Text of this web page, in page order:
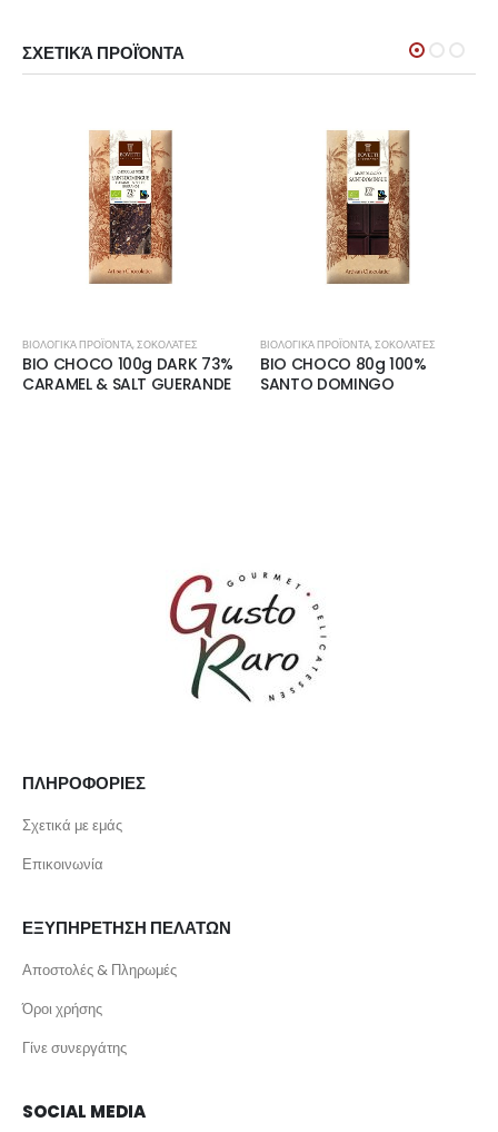
ΣΧΕΤΙΚΆ ΠΡΟΪΌΝΤΑ
ΒΙΟΛΟΓΙΚΆ ΠΡΟΪΌΝΤΑ,ΣΟΚΟΛΆΤΕΣ
BIO CHOCO 100g DARK 73%
CARAMEL & SALT GUERANDE
ΒΙΟΛΟΓΙΚΆ ΠΡΟΪΌΝΤΑ,ΣΟΚΟΛΆΤΕΣ
BIO CHOCO 80g 100%
SANTO DOMINGO
ΠΛΗΡΟΦΟΡΙΕΣ
Σχετικά με εμάς
Επικοινωνία
ΕΞΥΠΗΡΕΤΗΣΗ ΠΕΛΑΤΩΝ
Αποστολές & Πληρωμές
Όροι χρήσης
Γίνε συνεργάτης
SOCIAL MEDIA